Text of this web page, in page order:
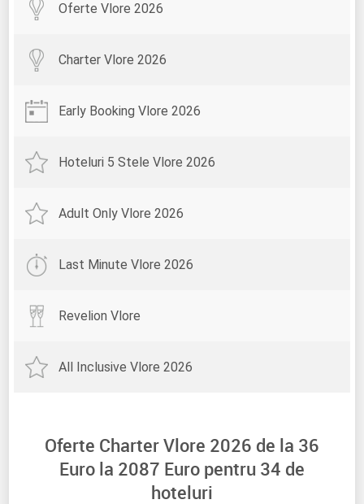
Oferte Vlore 2026
Charter Vlore 2026
Early Booking Vlore 2026
Hoteluri 5 Stele Vlore 2026
Adult Only Vlore 2026
Last Minute Vlore 2026
Revelion Vlore
All Inclusive Vlore 2026
Oferte Charter Vlore 2026 de la 36
Euro la 2087 Euro pentru 34 de
hoteluri